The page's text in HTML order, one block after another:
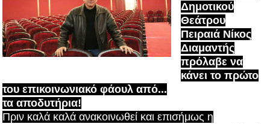
Δημοτικού
Θεάτρου
Πειραιά Νίκος
Διαμαντής
πρόλαβε να
κάνει το πρώτο
του επικοινωνιακό φάουλ από...
τα αποδυτήρια!
Πριν καλά καλά ανακοινωθεί και επισήμως η